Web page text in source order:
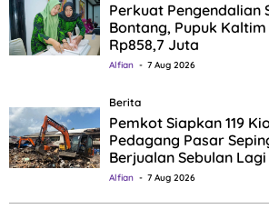
Perkuat Pengendalian
Bontang, Pupuk
Rp858,7 Juta
Alfian 7 Aug 2026
Berita
Pemkot Siapkan 119
Pedagang Pasar
Berjualan Sebulan Lagi
Alfian 7 Aug 2026